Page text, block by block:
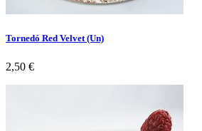
Tornedó Red Velvet (Un)
Preço
2,50 €